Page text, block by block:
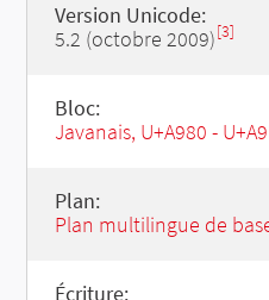
Version Unicode:
5.2 (octobre 2009)[3]
Bloc:
Javanais, U+A980 -
Plan:
Plan multilingue de
Écriture: